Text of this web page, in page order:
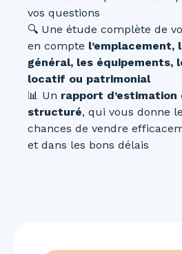
vos questions
🔍 Une étude complète de
en compte l’emplacement,
général, les équipements,
locatif ou patrimonial
📊 Un rapport d’estimation
structuré, qui vous donne
chances de vendre
et dans les bons délais